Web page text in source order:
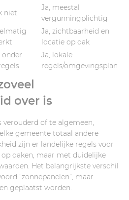
niet
Ja, meestal
vergunningplichtig
Ja, zichtbaarheid en
locatie op dak
onder
Ja, lokale
regels/omgevingsplan
over is
of te algemeen,
gemeente totaal andere
zijn er landelijke regels voor
daken, maar met duidelijke
Het belangrijkste verschil
“zonnepanelen”, maar
geplaatst worden.